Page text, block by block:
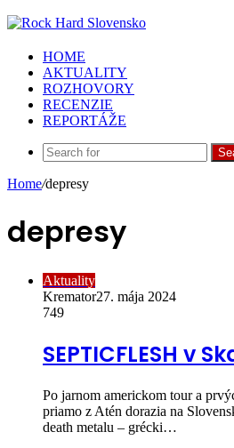
HOME
AKTUALITY
ROZHOVORY
RECENZIE
REPORTÁŽE
Home/depresy
depresy
Aktuality
Kremator27. mája 2024
749
SEPTICFLESH v
Po jarnom americkom tour a
priamo z Atén dorazia na
death metalu – grécki…